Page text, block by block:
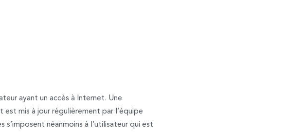
ayant un accès à Internet. Une
mis à jour régulièrement par l’équipe
néanmoins à l’utilisateur qui est